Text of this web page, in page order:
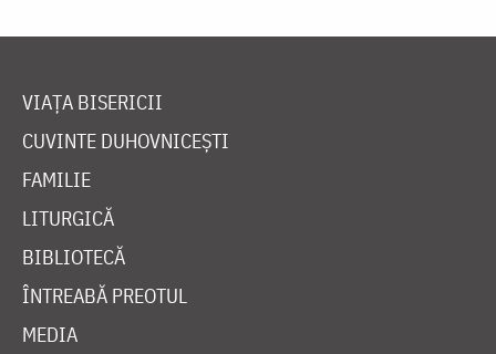
VIAȚA BISERICII
CUVINTE DUHOVNICEȘTI
FAMILIE
LITURGICĂ
BIBLIOTECĂ
ÎNTREABĂ PREOTUL
MEDIA